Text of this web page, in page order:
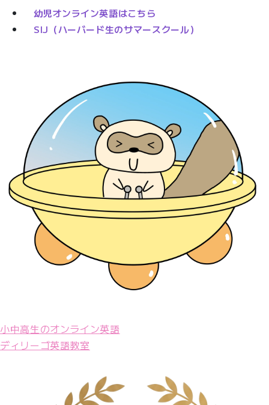
幼児オンライン英語はこちら
SIJ（ハーバード生のサマースクール）
小中高生のオンライン英語
ディリーゴ英語教室